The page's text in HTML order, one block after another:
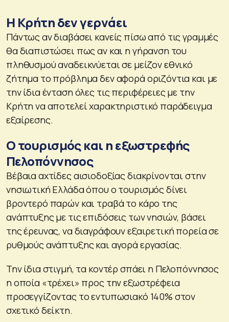
Η Κρήτη δεν γερνάει
Πάντως αν διαβάσει κανείς πίσω από τις γραμμές
θα διαπιστώσει πως αν και η γήρανση του
πληθυσμού αναδεικνύεται σε μείζον εθνικό
ζήτημα το πρόβλημα δεν αφορά οριζόντια και με
την ίδια ένταση όλες τις περιφέρειες με την
Κρήτη να αποτελεί χαρακτηριστικό παράδειγμα
εξαίρεσης.
Ο τουρισμός και η εξωστρεφής
Πελοπόννησος
Βέβαια αχτίδες αισιοδοξίας διακρίνονται στην
νησιωτική Ελλάδα όπου ο τουρισμός δίνει
βροντερό παρών και τραβά το κάρο της
ανάπτυξης με τις επιδόσεις των νησιών, βάσει
της έρευνας, να διαγράφουν εξαιρετική πορεία σε
ρυθμούς ανάπτυξης και αγορά εργασίας.
Την ίδια στιγμή, τα κοντέρ σπάει η Πελοπόννησος
η οποία «τρέχει» προς την εξωστρέφεια
προσεγγίζοντας το εντυπωσιακό 140% στον
σχετικό δείκτη.